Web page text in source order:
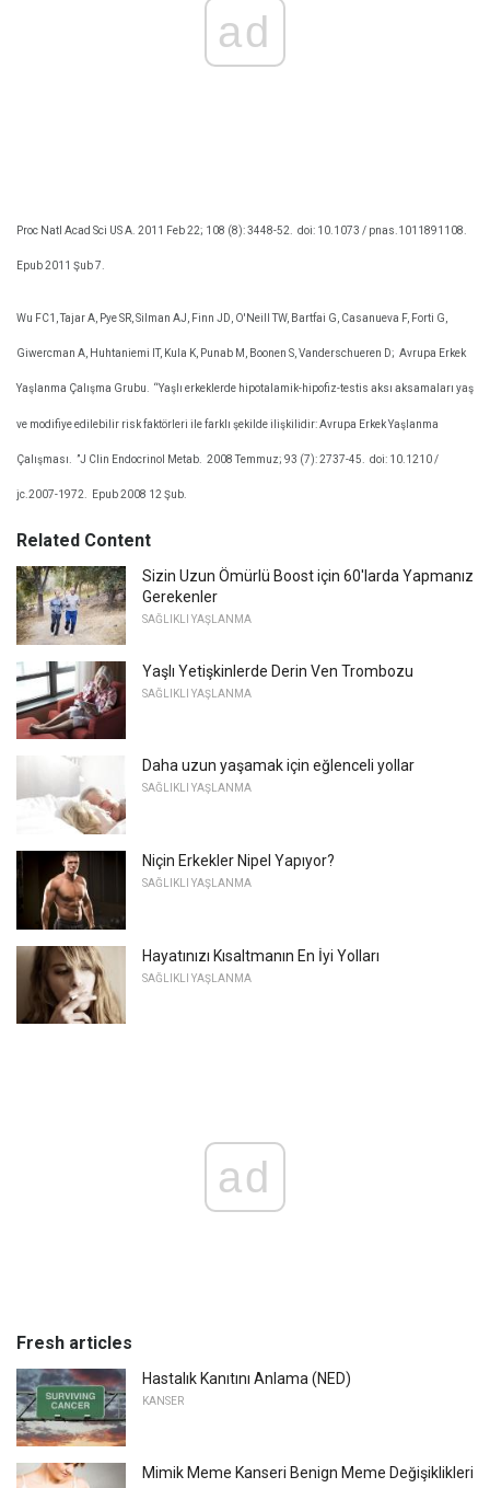
ad
Proc Natl Acad Sci US A. 2011 Feb 22; 108 (8): 3448-52. doi: 10.1073 / pnas.1011891108.
Epub 2011 Şub 7.
Wu FC1, Tajar A, Pye SR, Silman AJ, Finn JD, O'Neill TW, Bartfai G, Casanueva F, Forti G,
Giwercman A, Huhtaniemi IT, Kula K, Punab M, Boonen S, Vanderschueren D; Avrupa Erkek
Yaşlanma Çalışma Grubu. “Yaşlı erkeklerde hipotalamik-hipofiz-testis aksı aksamaları yaş
ve modifiye edilebilir risk faktörleri ile farklı şekilde ilişkilidir: Avrupa Erkek Yaşlanma
Çalışması. ”J Clin Endocrinol Metab. 2008 Temmuz; 93 (7): 2737-45. doi: 10.1210 /
jc.2007-1972. Epub 2008 12 Şub.
Related Content
Sizin Uzun Ömürlü Boost için 60'larda Yapmanız
Gerekenler
SAĞLIKLI YAŞLANMA
Yaşlı Yetişkinlerde Derin Ven Trombozu
SAĞLIKLI YAŞLANMA
Daha uzun yaşamak için eğlenceli yollar
SAĞLIKLI YAŞLANMA
Niçin Erkekler Nipel Yapıyor?
SAĞLIKLI YAŞLANMA
Hayatınızı Kısaltmanın En İyi Yolları
SAĞLIKLI YAŞLANMA
ad
Fresh articles
Hastalık Kanıtını Anlama (NED)
KANSER
Mimik Meme Kanseri Benign Meme Değişiklikleri